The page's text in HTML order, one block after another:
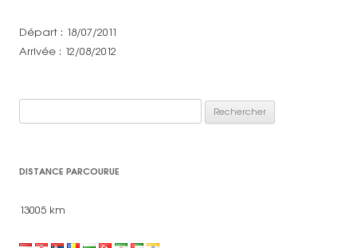
Départ : 18/07/2011
Arrivée : 12/08/2012
DISTANCE PARCOURUE
13005 km